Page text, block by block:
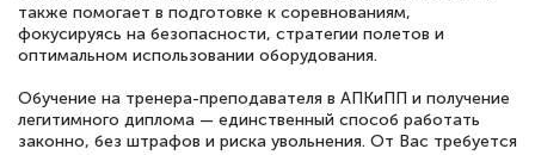
также помогает в подготовке к соревнованиям,
фокусируясь на безопасности, стратегии полетов и
оптимальном использовании оборудования.
Обучение на тренера-преподавателя в АПКиПП и получение
легитимного диплома — единственный способ работать
законно, без штрафов и риска увольнения. От Вас требуется